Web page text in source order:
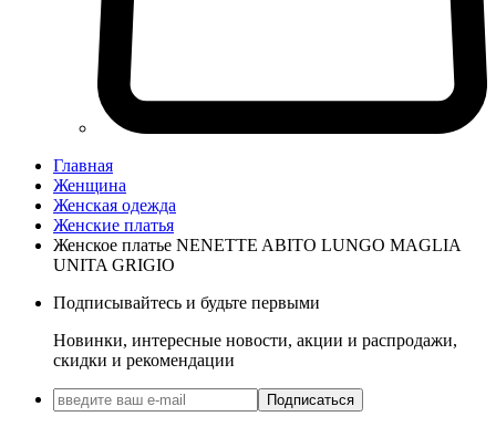
Главная
Женщина
Женская одежда
Женские платья
Женское платье NENETTE ABITO LUNGO MAGLIA
UNITA GRIGIO
Подписывайтесь и будьте первыми
Новинки, интересные новости, акции и распродажи,
скидки и рекомендации
Подписаться